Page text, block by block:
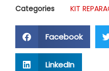
Categories KIT
Facebook
LinkedIn